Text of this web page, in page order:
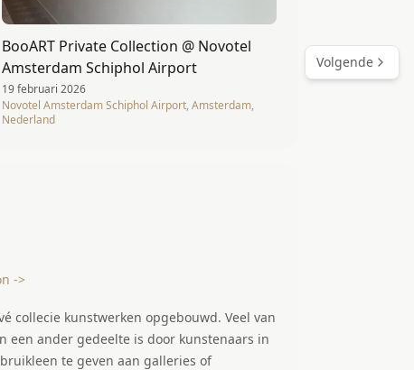
Volgende
BooART Private Collection @ Novotel
Amsterdam Schiphol Airport
19 februari 2026
Novotel Amsterdam Schiphol Airport, Amsterdam,
Nederland
->
collecie kunstwerken opgebouwd. Veel van
een ander gedeelte is door kunstenaars in
te geven aan galleries of